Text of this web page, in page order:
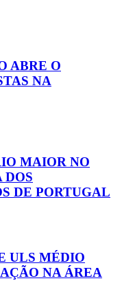
ABRE O
NA
MAIOR NO
DOS
DE PORTUGAL
ULS MÉDIO
NA ÁREA